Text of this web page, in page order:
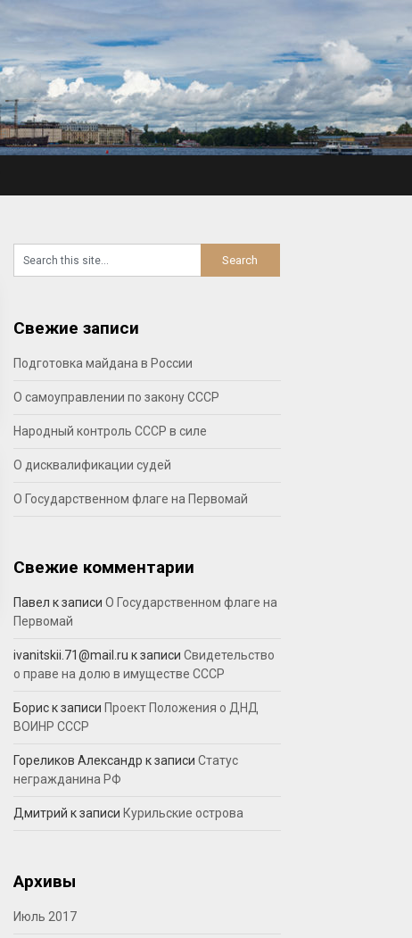
Свежие записи
Подготовка майдана в России
О самоуправлении по закону СССР
Народный контроль СССР в силе
О дисквалификации судей
О Государственном флаге на Первомай
Свежие комментарии
Павел к записи О Государственном флаге на
Первомай
ivanitskii.71@mail.ru к записи Свидетельство
о праве на долю в имуществе СССР
Бориск записи Проект Положения о ДНД
ВОИНР СССР
Гореликов Александр к записи Статус
негражданина РФ
Дмитрий к записи Курильские острова
Архивы
Июль 2017